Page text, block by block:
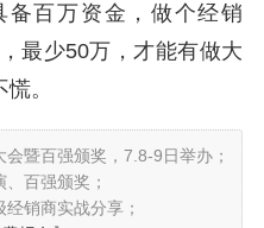
百万资金，做个经销
最少50万，才能有做大
。
暨百强颁奖，7.8-9日举办；
百强颁奖；
销商实战分享；